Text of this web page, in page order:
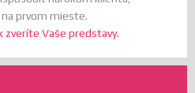
prvom mieste.
zveríte Vaše predstavy.